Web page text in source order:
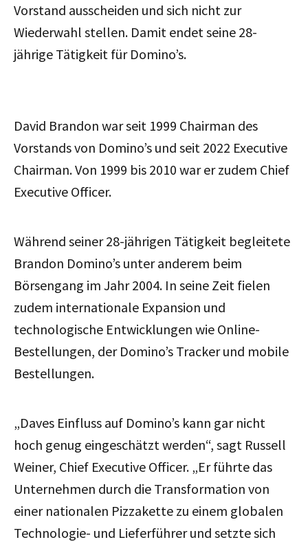
Vorstand ausscheiden und sich nicht zur
Wiederwahl stellen. Damit endet seine 28-
jährige Tätigkeit für Domino’s.
David Brandon war seit 1999 Chairman des
Vorstands von Domino’s und seit 2022 Executive
Chairman. Von 1999 bis 2010 war er zudem Chief
Executive Officer.
Während seiner 28-jährigen Tätigkeit begleitete
Brandon Domino’s unter anderem beim
Börsengang im Jahr 2004. In seine Zeit fielen
zudem internationale Expansion und
technologische Entwicklungen wie Online-
Bestellungen, der Domino’s Tracker und mobile
Bestellungen.
„Daves Einfluss auf Domino’s kann gar nicht
hoch genug eingeschätzt werden“, sagt Russell
Weiner, Chief Executive Officer. „Er führte das
Unternehmen durch die Transformation von
einer nationalen Pizzakette zu einem globalen
Technologie- und Lieferführer und setzte sich